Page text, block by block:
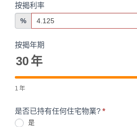
按揭利率
%
按揭年期
30年
1 年
是否已持有任何住宅物業? *
是